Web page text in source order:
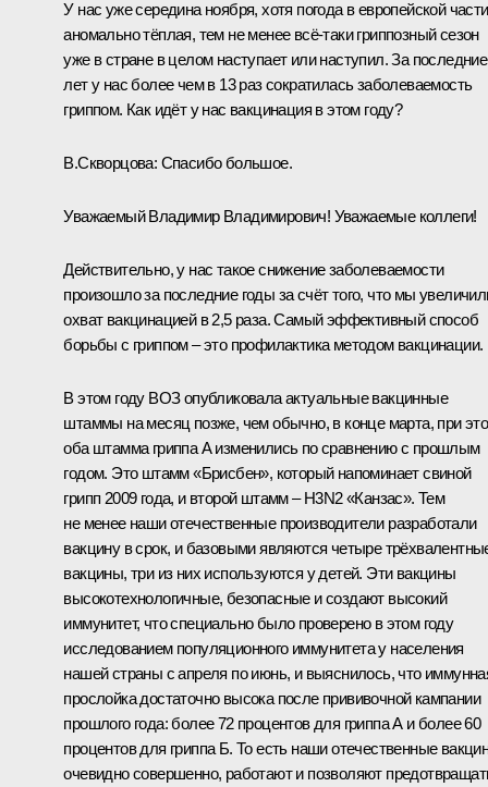
У нас уже середина ноября, хотя погода в европейской части
аномально тёплая, тем не менее всё-таки гриппозный сезон
уже в стране в целом наступает или наступил. За
лет у нас более чем в 13 раз сократилась заболеваемость
гриппом. Как идёт у нас вакцинация в этом году?
В.Скворцова: Спасибо большое.
Уважаемый Владимир Владимирович! Уважаемые коллеги!
Действительно, у нас такое снижение заболеваемости
произошло за последние годы за счёт того, что мы
охват вакцинацией в 2,5 раза. Самый эффективный способ
борьбы с гриппом – это профилактика методом вакцинации.
В этом году ВОЗ опубликовала актуальные вакцинные
штаммы на месяц позже, чем обычно, в конце марта, при
оба штамма гриппа А изменились по сравнению с прошлым
годом. Это штамм «Брисбен», который напоминает свиной
грипп 2009 года, и второй штамм – H3N2 «Канзас». Тем
не менее наши отечественные производители разработали
вакцину в срок, и базовыми являются четыре
вакцины, три из них используются у детей. Эти вакцины
высокотехнологичные, безопасные и создают высокий
иммунитет, что специально было проверено в этом году
исследованием популяционного иммунитета у населения
нашей страны с апреля по июнь, и выяснилось, что
прослойка достаточно высока после прививочной кампании
прошлого года: более 72 процентов для гриппа А и более 60
процентов для гриппа Б. То есть наши отечественные
очевидно совершенно, работают и позволяют